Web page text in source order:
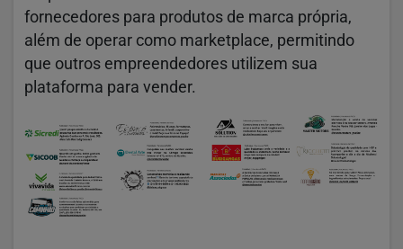
fornecedores para produtos de marca própria,
além de operar como marketplace, permitindo
que outros empreendedores utilizem sua
plataforma para vender.